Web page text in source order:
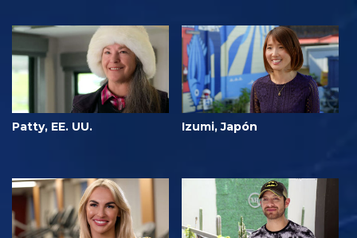
Patty, EE. UU. Izumi, Japón